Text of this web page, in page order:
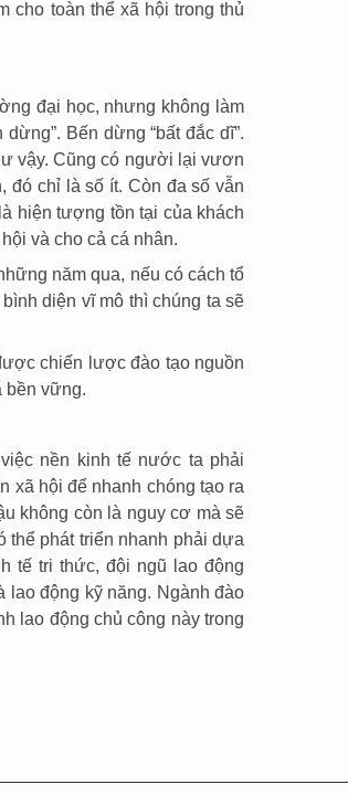
cho toàn thể xã hội trong thủ
đại học, nhưng không làm
Bến dừng “bất đắc dĩ”.
vậy. Cũng có người lại vươn
đó chỉ là số ít. Còn đa số vẫn
hiện tượng tồn tại của khách
và cho cả cá nhân.
năm qua, nếu có cách tổ
diện vĩ mô thì chúng ta sẽ
chiến lược đào tạo nguồn
bền vững.
nền kinh tế nước ta phải
xã hội để nhanh chóng tạo ra
không còn là nguy cơ mà sẽ
thể phát triển nhanh phải dựa
tế tri thức, đội ngũ lao động
lao động kỹ năng. Ngành đào
lao động chủ công này trong